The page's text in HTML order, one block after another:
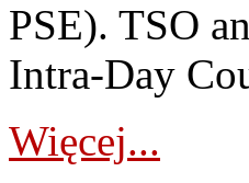
PSE). TSO
Intra-Day
Więcej...